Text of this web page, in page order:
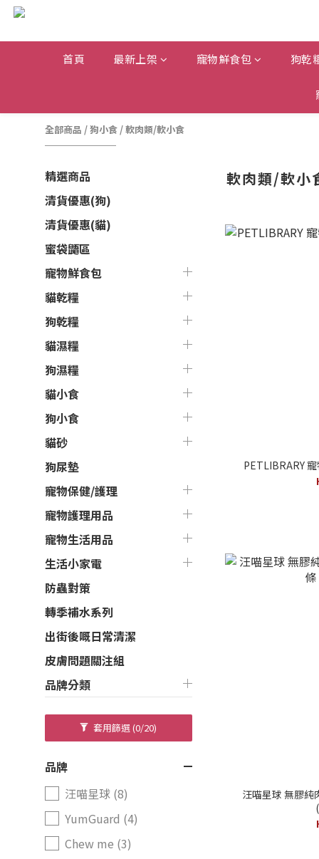
首頁 最新上架 寵物鮮食包 狗乾
全部商品 /狗小食 /軟肉類/軟小食
精選商品
清貨優惠(狗)
清貨優惠(貓)
蜜袋鼯區
寵物鮮食包
貓乾糧
狗乾糧
貓濕糧
狗濕糧
貓小食
狗小食
貓砂
狗尿墊
寵物保健/護理
寵物護理用品
寵物生活用品
生活小家電
防蟲對策
轉季補水系列
出街後嘅日常清潔
皮膚問題關注組
品牌分類
套用篩選(0/20)
品牌
汪喵星球 (8)
YumGuard (4)
Chew me (3)
軟肉類/軟小
PETLIBRARY
汪喵星球 無膠純